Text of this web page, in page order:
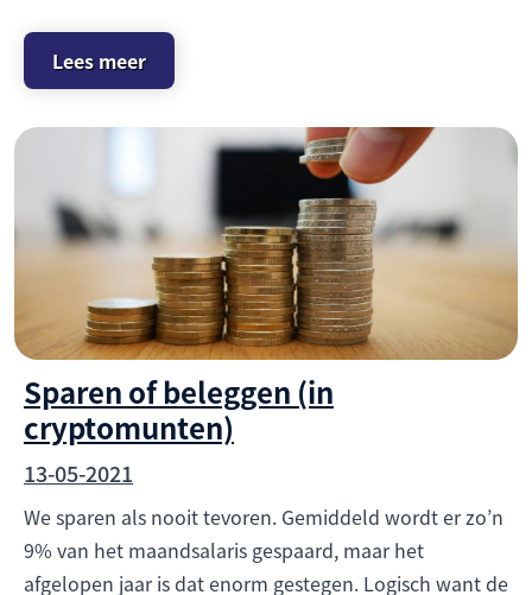
Lees meer
Sparen of beleggen (in
cryptomunten)
13-05-2021
We sparen als nooit tevoren. Gemiddeld wordt er zo’n
9% van het maandsalaris gespaard, maar het
afgelopen jaar is dat enorm gestegen. Logisch want de